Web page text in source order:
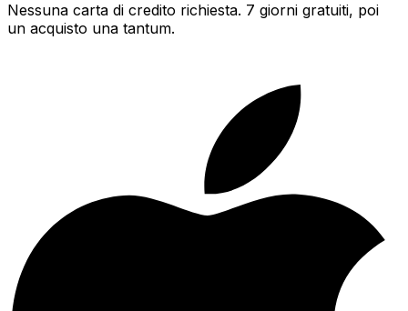
Nessuna carta di credito richiesta. 7 giorni gratuiti, poi
un acquisto una tantum.